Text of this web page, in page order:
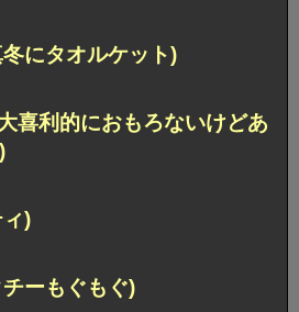
にタオルケット)
喜利的におもろないけどあ
)
ーもぐもぐ)